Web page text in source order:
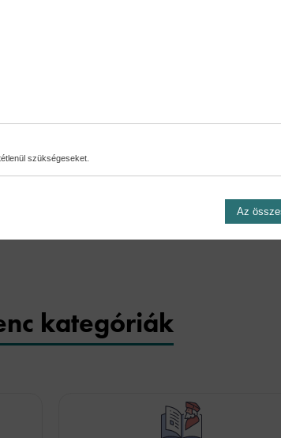
kategóriák
szükségeseket.
Az